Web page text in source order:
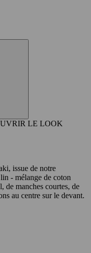
LE LOOK
issue de notre
- mélange de coton
de manches courtes, de
au centre sur le devant.